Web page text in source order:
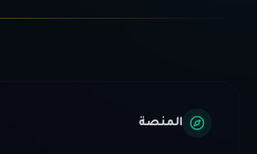
المنصة